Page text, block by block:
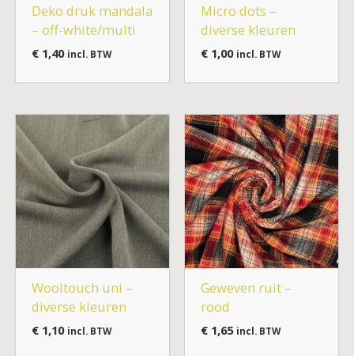
Deko druk mandala
– off-white/multi
€1,40 incl. BTW
Micro dots –
diverse kleuren
€1,00 incl. BTW
Wooltouch uni –
diverse kleuren
€1,10 incl. BTW
Geweven ruit –
rood
€1,65 incl. BTW